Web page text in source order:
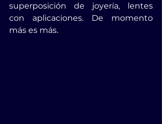
superposición de joyería, lentes
con aplicaciones. De momento
más es más.